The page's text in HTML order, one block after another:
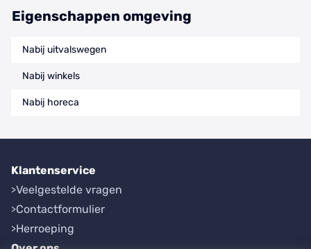
Eigenschappen omgeving
Nabij uitvalswegen
Nabij winkels
Nabij horeca
Klantenservice
Veelgestelde vragen
Contactformulier
Herroeping